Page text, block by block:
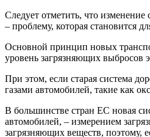
Следует отметить, что
– проблему, которая становится
Основной принцип новых
уровень загрязняющих выбросов
При этом, если старая система
газами автомобилей, такие как
В большинстве стран ЕС новая
автомобилей, – измерением
загрязняющих веществ, поэтому,